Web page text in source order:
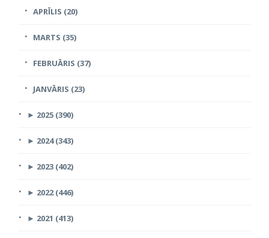
APRĪLIS (20)
MARTS (35)
FEBRUĀRIS (37)
JANVĀRIS (23)
► 2025 (390)
► 2024 (343)
► 2023 (402)
► 2022 (446)
► 2021 (413)